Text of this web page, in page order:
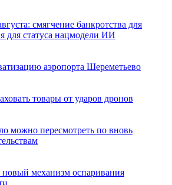
смягчение банкротства для
для статуса нацмодели ИИ
аэропорта Шереметьево
товары от ударов дронов
можно пересмотреть по вновь
новый механизм оспаривания